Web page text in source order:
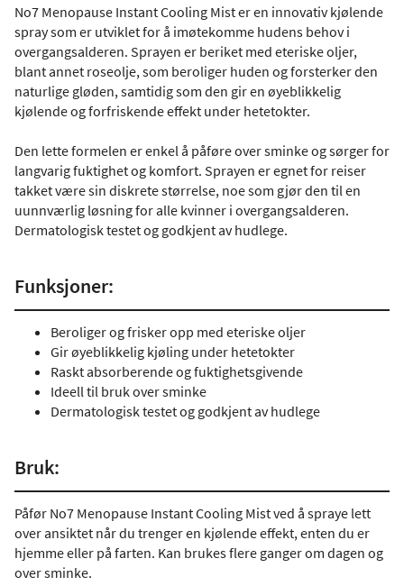
No7 Menopause Instant Cooling Mist er en innovativ kjølende
spray som er utviklet for å imøtekomme hudens behov i
overgangsalderen. Sprayen er beriket med eteriske oljer,
blant annet roseolje, som beroliger huden og forsterker den
naturlige gløden, samtidig som den gir en øyeblikkelig
kjølende og forfriskende effekt under hetetokter.
Den lette formelen er enkel å påføre over sminke og sørger for
langvarig fuktighet og komfort. Sprayen er egnet for reiser
takket være sin diskrete størrelse, noe som gjør den til en
uunnværlig løsning for alle kvinner i overgangsalderen.
Dermatologisk testet og godkjent av hudlege.
Funksjoner:
Beroliger og frisker opp med eteriske oljer
Gir øyeblikkelig kjøling under hetetokter
Raskt absorberende og fuktighetsgivende
Ideell til bruk over sminke
Dermatologisk testet og godkjent av hudlege
Bruk:
Påfør No7 Menopause Instant Cooling Mist ved å spraye lett
over ansiktet når du trenger en kjølende effekt, enten du er
hjemme eller på farten. Kan brukes flere ganger om dagen og
over sminke.